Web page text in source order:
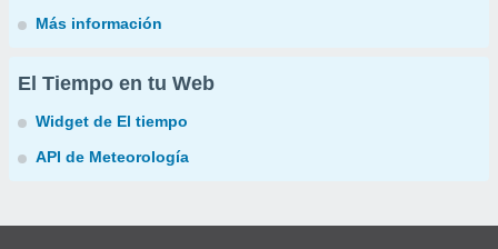
Más información
El Tiempo en tu Web
Widget de El tiempo
API de Meteorología